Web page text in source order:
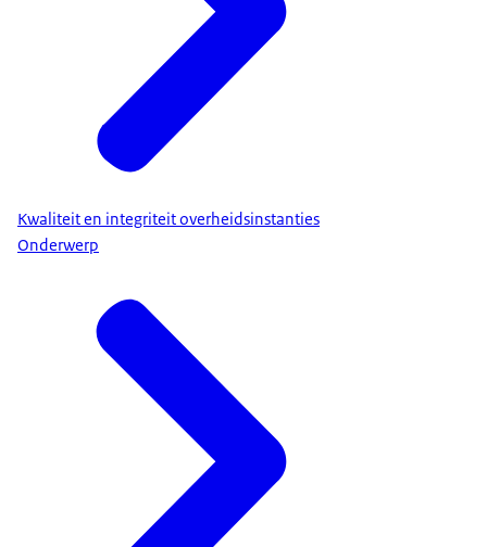
Kwaliteit en integriteit overheidsinstanties
Onderwerp